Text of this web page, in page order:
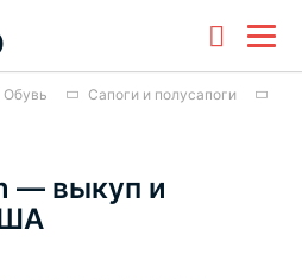
Обувь
Сапоги и полусапоги
— выкуп и